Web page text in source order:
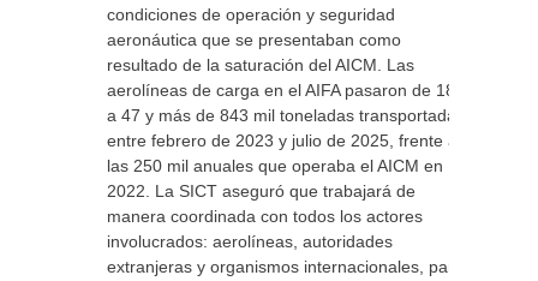
condiciones de operación y seguridad
aeronáutica que se presentaban como
resultado de la saturación del AICM. Las
aerolíneas de carga en el AIFA pasaron de 18
a 47 y más de 843 mil toneladas transportadas
entre febrero de 2023 y julio de 2025, frente a
las 250 mil anuales que operaba el AICM en
2022. La SICT aseguró que trabajará de
manera coordinada con todos los actores
involucrados: aerolíneas, autoridades
extranjeras y organismos internacionales, para